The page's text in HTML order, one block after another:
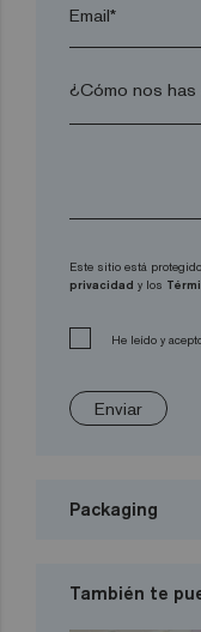
Email*
Este sitio está
privacidad y los
He leído y
Enviar
Packaging
También te